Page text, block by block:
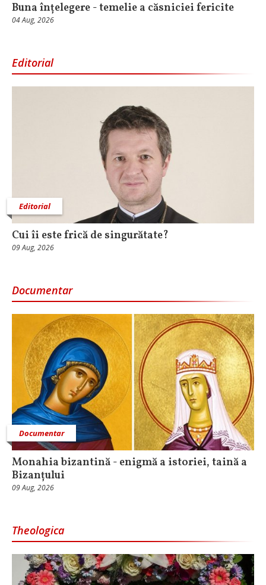
Buna înțelegere - temelie a căsniciei fericite
04 Aug, 2026
Editorial
Editorial
Cui îi este frică de singurătate?
09 Aug, 2026
Documentar
Documentar
Monahia bizantină - enigmă a istoriei, taină a
Bizanțului
09 Aug, 2026
Theologica